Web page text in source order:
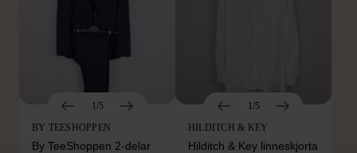
1/5
BY TEESHOPPEN
By TeeShoppen 2-delar
1/5
HILDITCH & KEY
Hilditch & Key linneskjorta